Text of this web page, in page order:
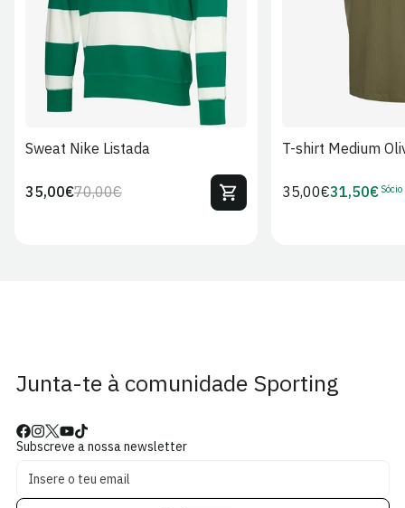
Sweat Nike Listada
Preço
70,00€Preço
35,00€
T-shirt Medium
Preço
35,00€Preço
31,50€ Sócio
Junta-te à comunidade Sporting
Subscreve a nossa newsletter